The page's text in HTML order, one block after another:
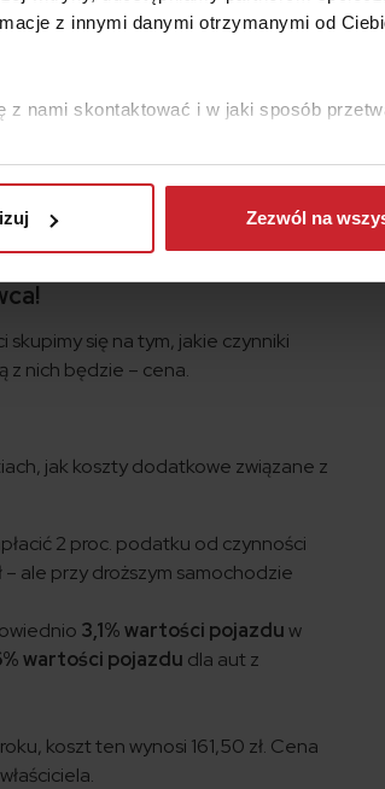
z innymi danymi otrzymanymi od
nami skontaktować i w jaki sposób
Zezwól na
kierowcy, decydującym
do 10 tys? Taka oferta wydaje się w
także znacznie zdrożały.
Wybrane auto powinno być też
nadszarpnąć Twój budżet. Czym
samochód dla młodego
pamiętać każdy „świeżak”?
się na tym, jakie czynniki
z nich będzie – cena.
jak koszty dodatkowe związane z
2 proc. podatku od czynności
ale przy droższym samochodzie
3,1% wartości pojazduw
wartości pojazdu dla aut z
koszt ten wynosi 161,50 zł. Cena